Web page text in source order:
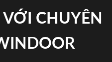
CHUYÊN